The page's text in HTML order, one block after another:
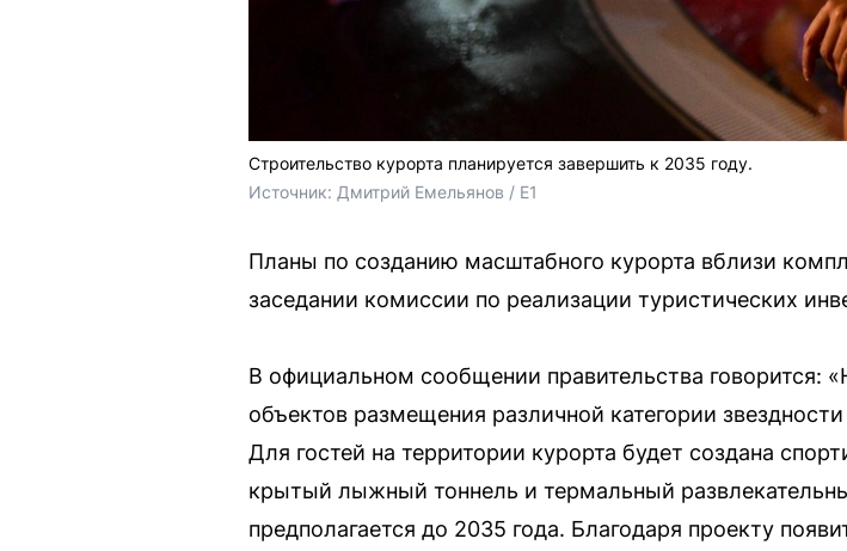
Строительство курорта планируется завершить к 2035 году.
Источник: Дмитрий Емельянов / Е1
Планы по созданию масштабного курорта вблизи
заседании комиссии по реализации туристических
В официальном сообщении правительства говорится:
объектов размещения различной категории
Для гостей на территории курорта будет создана
крытый лыжный тоннель и термальный
предполагается до 2035 года. Благодаря проекту